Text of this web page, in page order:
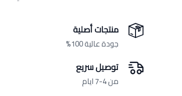
منتجات أصلية
جودة عالية 100%
توصيل سريع
من 4-7 ايام